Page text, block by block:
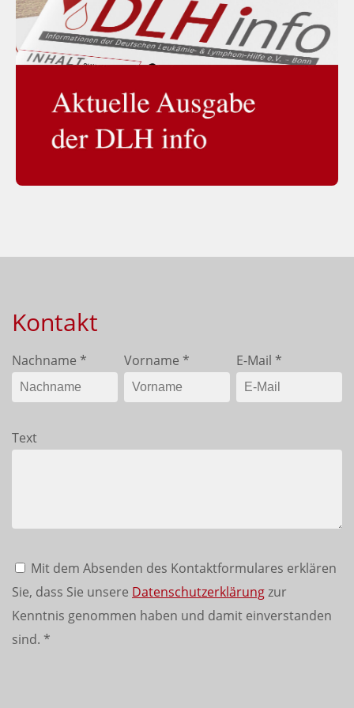
Kontakt
Nachname * Vorname * E-Mail *
Text
Mit dem Absenden des Kontaktformulares erklären
Sie, dass Sie unsere Datenschutzerklärungzur
Kenntnis genommen haben und damit einverstanden
sind. *